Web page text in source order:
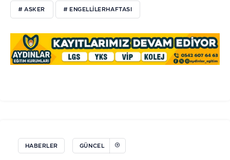
# ASKER # ENGELLILERHAFTASI
HABERLER GÜNCEL